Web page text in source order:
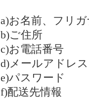
a)お名前、フリ
b)ご住所
c)お電話番号
d)メールアドレス
e)パスワード
f)配送先情報